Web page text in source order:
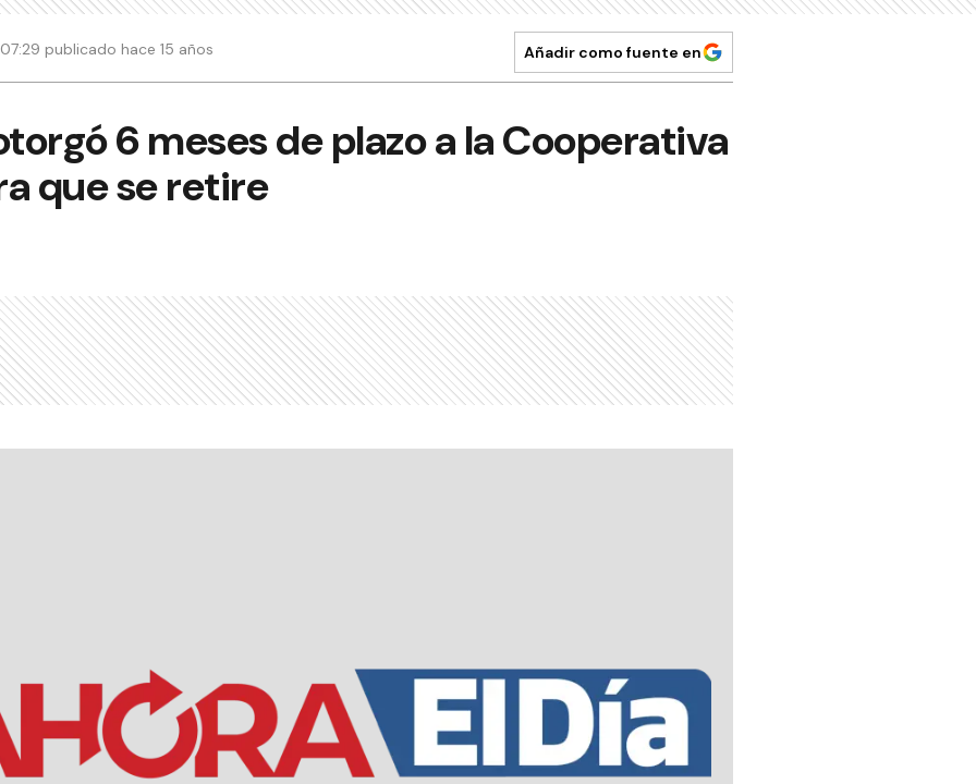
publicado hace 15 años Añadir como fuente en
6 meses de plazo a la Cooperativa
que se retire